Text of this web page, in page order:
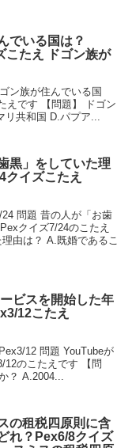
でいる国は？
こたえ ドゴン族が
ン族が住んでいる国
えです 【問題】 ドゴン
共和国 D.パプア...
黒」をしていた理
クイズこたえ
問題 昔の人が「お歯
クイズ7/24のこたえ
由は？ A.既婚であるこ
ビスを開始した年
12こたえ
12 問題 YouTubeが
12のこたえです 【問
？ A.2004...
の租税四原則に含
れ？Pex6/8クイズ